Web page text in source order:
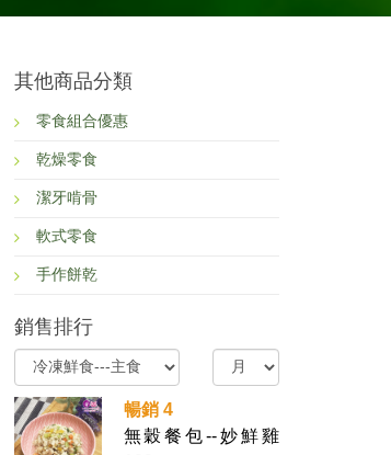
其他商品分類
零食組合優惠
乾燥零食
潔牙啃骨
軟式零食
手作餅乾
銷售排行
暢銷 4
無穀餐包--妙鮮雞